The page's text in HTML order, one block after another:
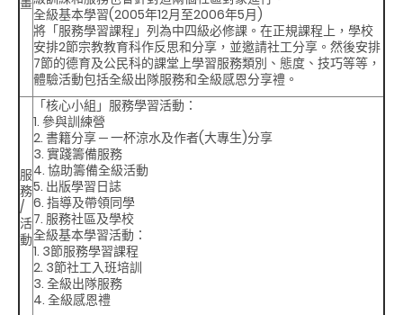
全級基本學習(2005年12月至2006年5月)
將「服務學習課程」列為中四級必修課。在正規課程上，學校
安排2節宗教教育科作反思和分享，並邀請社工分享。然後安排
7節的德育及公民科的課堂上學習服務類別、態度、技巧等等，
體驗活動包括全級出隊服務和全級感恩分享禮。
服
務
/
活
動
「核心小組」服務學習活動 ：
1. 參與訓練營
2. 書籍分享 ─ 一杯涼水及作者(大專生)分享
3. 實踐籌備服務
4. 協助籌備全級活動
5. 出版學習日誌
6. 指導及帶領同學
7. 服務社區及學校
全級基本學習活動 ：
1. 3節服務學習課程
2. 3節社工入班培訓
3. 全級出隊服務
4. 全級感恩禮